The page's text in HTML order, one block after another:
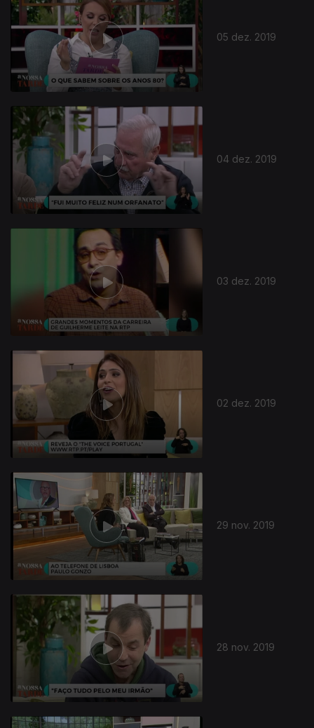
05 dez. 2019
04 dez. 2019
03 dez. 2019
02 dez. 2019
29 nov. 2019
28 nov. 2019